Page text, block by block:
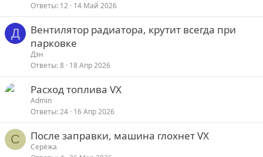
Ответы 12 14 Май 2026
Д
Вентилятор радиатора, крутит всегда при
парковке
Дэн
Ответы 8 18 Апр 2026
Расход топлива VX
Admin
Ответы 24 16 Апр 2026
С После заправки, машина глохнет VX
Серёжа